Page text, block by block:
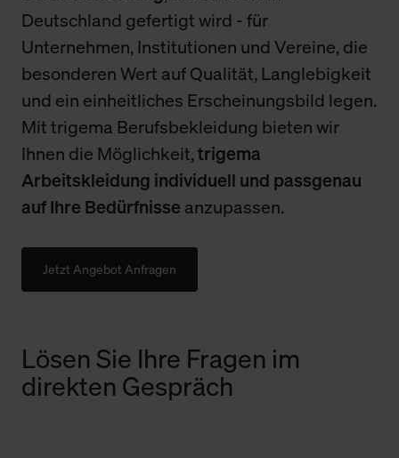
Deutschland gefertigt wird - für
Unternehmen, Institutionen und Vereine, die
besonderen Wert auf Qualität, Langlebigkeit
und ein einheitliches Erscheinungsbild legen.
Mit trigema Berufsbekleidung bieten wir
Ihnen die Möglichkeit,trigema
Arbeitskleidung individuell und passgenau
auf Ihre Bedürfnisse anzupassen.
Jetzt Angebot Anfragen
Lösen Sie Ihre Fragen im
direkten Gespräch